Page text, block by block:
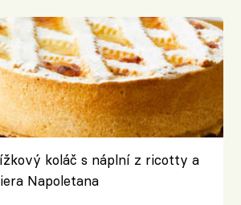
koláč s náplní z ricotty a
Napoletana